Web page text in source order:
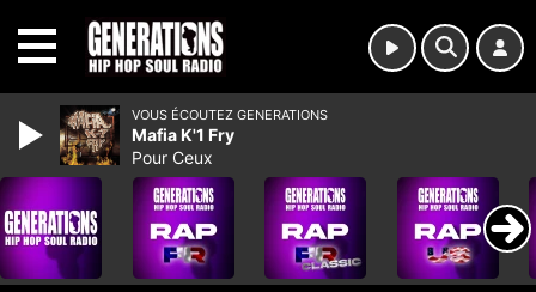
VOUS ÉCOUTEZ GENERATIONS
Mafia K'1 Fry
Pour Ceux